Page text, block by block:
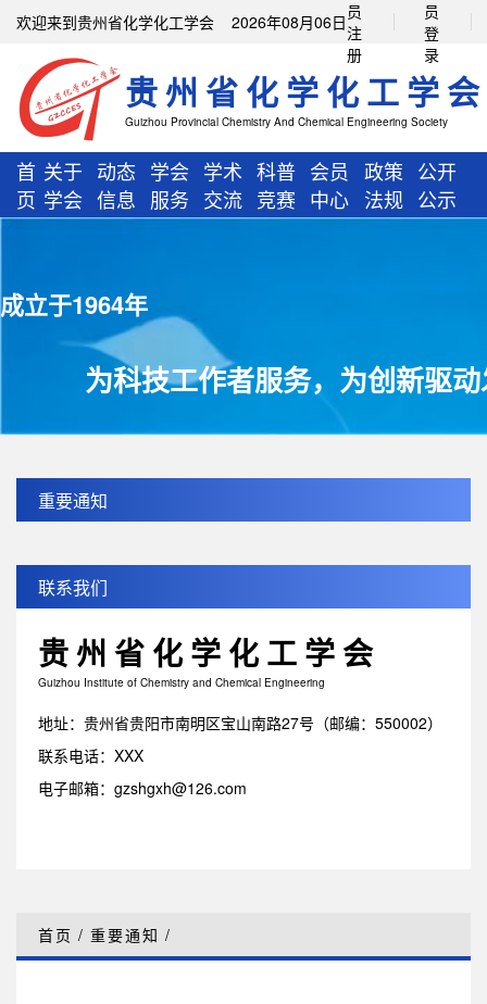
欢迎来到贵州省化学化工学会 2026年08月06日 员
注
册
员
登
录
贵州省化学化工学会
Guizhou Provincial Chemistry And Chemical Engineering Society
首
页
关于
学会
动态
信息
学会
服务
学术
交流
科普
竞赛
会员
中心
政策
法规
公开
公示
成立于1964年
为科技工作者服务，为创新驱
重要通知
联系我们
贵州省化学化工学会
Guizhou Institute of Chemistry and Chemical Engineering
地址：贵州省贵阳市南明区宝山南路27号（邮编：550002）
联系电话：XXX
电子邮箱：gzshgxh@126.com
首页 / 重要通知 /